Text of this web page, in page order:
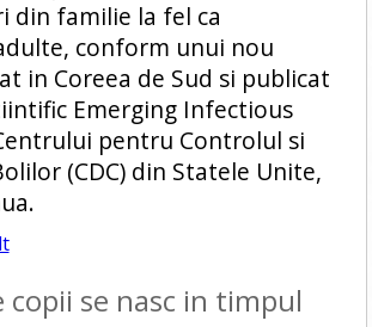
din familie la fel ca
conform unui nou
in Coreea de Sud si publicat
Emerging Infectious
pentru Controlul si
(CDC) din Statele Unite,
copii se nasc in timpul